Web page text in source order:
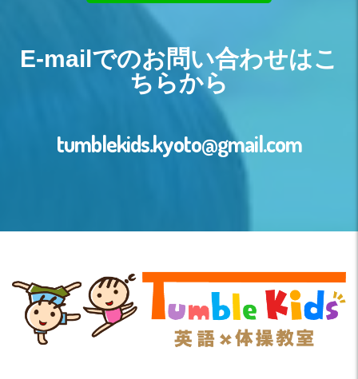
E-mailでのお問い合わせはこ
ちらから
tumblekids.kyoto@gmail.com